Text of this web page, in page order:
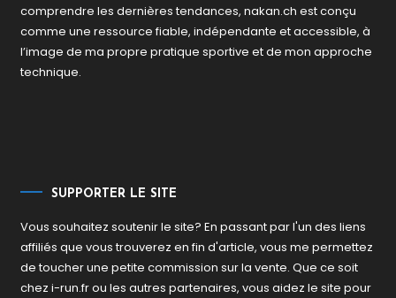
comprendre les dernières tendances, nakan.ch est conçu
comme une ressource fiable, indépendante et accessible, à
l’image de ma propre pratique sportive et de mon approche
technique.
SUPPORTER LE SITE
Vous souhaitez soutenir le site? En passant par l'un des liens
affiliés que vous trouverez en fin d'article, vous me permettez
de toucher une petite commission sur la vente. Que ce soit
chez i-run.fr ou les autres partenaires, vous aidez le site pour